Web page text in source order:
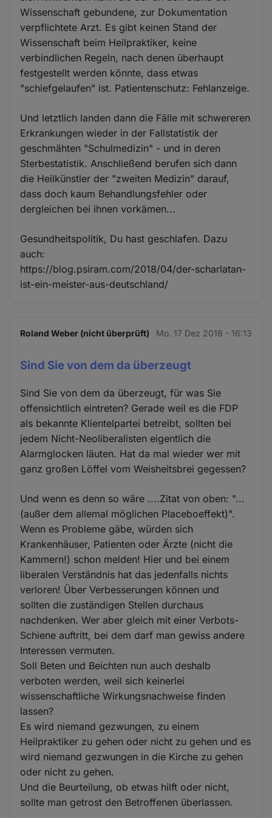
Wissenschaft gebundene, zur Dokumentation
verpflichtete Arzt. Es gibt keinen Stand der
Wissenschaft beim Heilpraktiker, keine
verbindlichen Regeln, nach denen überhaupt
festgestellt werden könnte, dass etwas
"schiefgelaufen" ist. Patientenschutz: Fehlanzeige.
Und letztlich landen dann die Fälle mit schwereren
Erkrankungen wieder in der Fallstatistik der
geschmähten "Schulmedizin" - und in deren
Sterbestatistik. Anschließend berufen sich dann
die Heilkünstler der "zweiten Medizin" darauf,
dass doch kaum Behandlungsfehler oder
dergleichen bei ihnen vorkämen...
Gesundheitspolitik, Du hast geschlafen. Dazu
auch:
https://blog.psiram.com/2018/04/der-scharlatan-
ist-ein-meister-aus-deutschland/
Roland Weber (nicht überprüft) Mo. 17 Dez 2018 - 16:13
Sind Sie von dem da überzeugt
Sind Sie von dem da überzeugt, für was Sie
offensichtlich eintreten? Gerade weil es die FDP
als bekannte Klientelpartei betreibt, sollten bei
jedem Nicht-Neoliberalisten eigentlich die
Alarmglocken läuten. Hat da mal wieder wer mit
ganz großen Löffel vom Weisheitsbrei gegessen?
Und wenn es denn so wäre ....Zitat von oben: "...
(außer dem allemal möglichen Placeboeffekt)".
Wenn es Probleme gäbe, würden sich
Krankenhäuser, Patienten oder Ärzte (nicht die
Kammern!) schon melden! Hier und bei einem
liberalen Verständnis hat das jedenfalls nichts
verloren! Über Verbesserungen können und
sollten die zuständigen Stellen durchaus
nachdenken. Wer aber gleich mit einer Verbots-
Schiene auftritt, bei dem darf man gewiss andere
Interessen vermuten.
Soll Beten und Beichten nun auch deshalb
verboten werden, weil sich keinerlei
wissenschaftliche Wirkungsnachweise finden
lassen?
Es wird niemand gezwungen, zu einem
Heilpraktiker zu gehen oder nicht zu gehen und es
wird niemand gezwungen in die Kirche zu gehen
oder nicht zu gehen.
Und die Beurteilung, ob etwas hilft oder nicht,
sollte man getrost den Betroffenen überlassen.